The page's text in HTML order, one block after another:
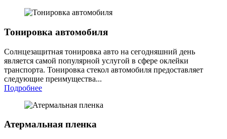
Тонировка автомобиля
Солнцезащитная тонировка авто на сегодняшний день
является самой популярной услугой в сфере оклейки
транспорта. Тонировка стекол автомобиля предоставляет
следующие преимущества...
Подробнее
Атермальная пленка